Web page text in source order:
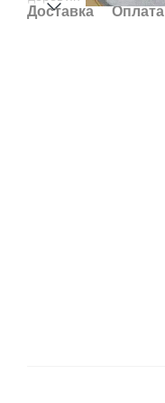
Доставка Оплата